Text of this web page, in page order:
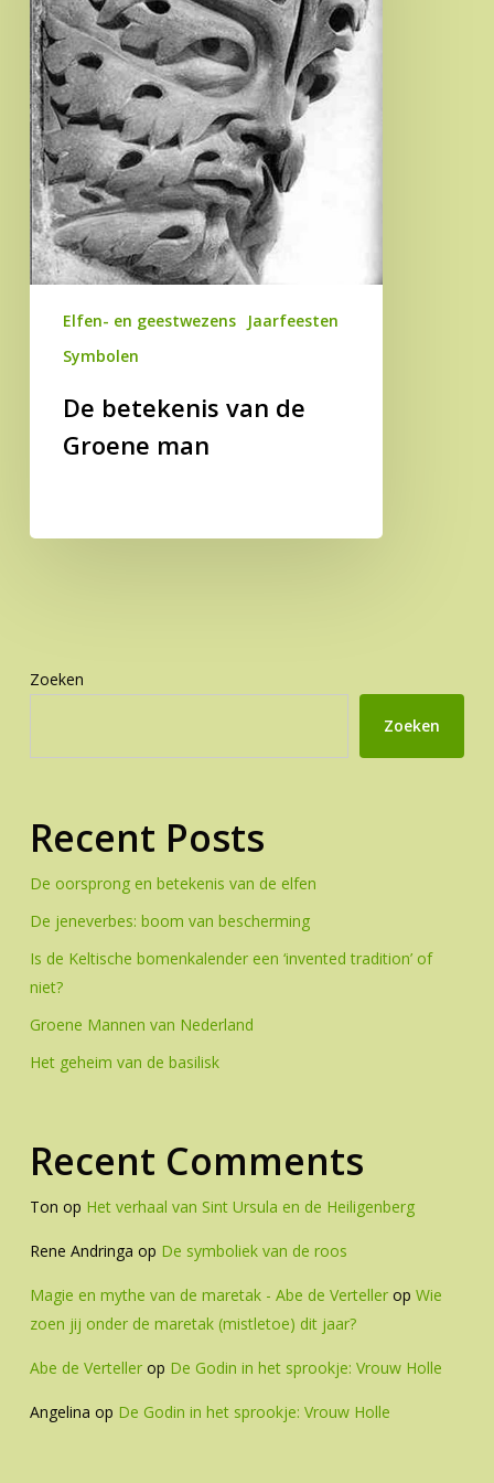
man
Elfen- en geestwezens
Jaarfeesten
Symbolen
De betekenis van de
Groene man
Zoeken
Zoeken
Recent Posts
De oorsprong en betekenis van de elfen
De jeneverbes: boom van bescherming
Is de Keltische bomenkalender een ‘invented tradition’ of
niet?
Groene Mannen van Nederland
Het geheim van de basilisk
Recent Comments
Ton op Het verhaal van Sint Ursula en de Heiligenberg
Rene Andringa op De symboliek van de roos
Magie en mythe van de maretak - Abe de Vertellerop Wie
zoen jij onder de maretak (mistletoe) dit jaar?
Abe de Vertellerop De Godin in het sprookje: Vrouw Holle
Angelina op De Godin in het sprookje: Vrouw Holle